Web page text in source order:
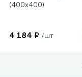
(400х400)
4 184 ₽ /шт